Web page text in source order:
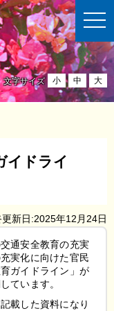
t
o
g
l
e
n
a
v
文字サイズ 小 中 大
イドライ
更新日:2025年12月24日
通安全教育の充実
実化に向けた官民
ガイドライン」が
ています。
載した資料になり